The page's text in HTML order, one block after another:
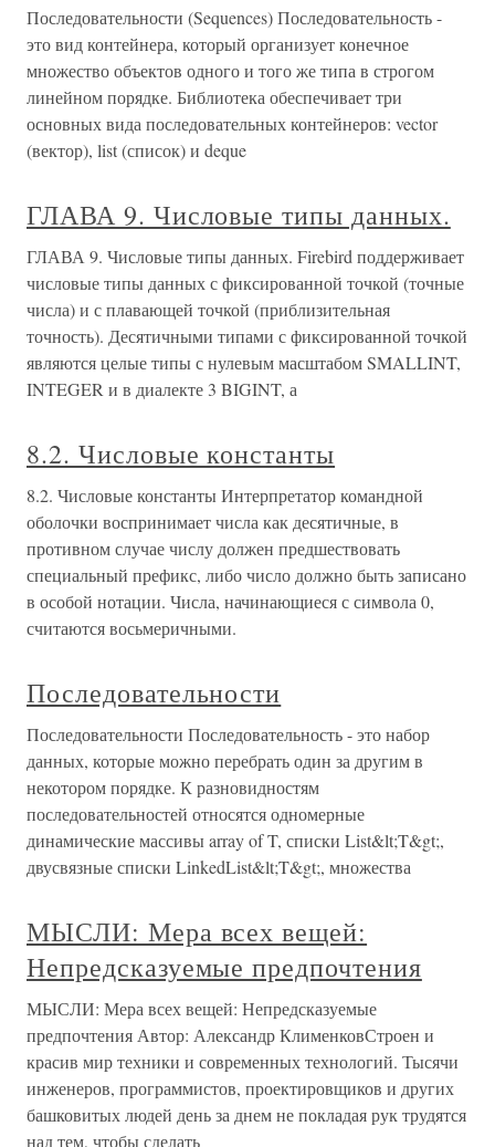
Последовательности (Sequences) Последовательность -
это вид контейнера, который организует конечное
множество объектов одного и того же типа в строгом
линейном порядке. Библиотека обеспечивает три
основных вида последовательных контейнеров: vector
(вектор), list (список) и deque
ГЛАВА 9. Числовые типы данных.
ГЛАВА 9. Числовые типы данных. Firebird поддерживает
числовые типы данных с фиксированной точкой (точные
числа) и с плавающей точкой (приблизительная
точность). Десятичными типами с фиксированной точкой
являются целые типы с нулевым масштабом SMALLINT,
INTEGER и в диалекте 3 BIGINT, а
8.2. Числовые константы
8.2. Числовые константы Интерпретатор командной
оболочки воспринимает числа как десятичные, в
противном случае числу должен предшествовать
специальный префикс, либо число должно быть записано
в особой нотации. Числа, начинающиеся с символа 0,
считаются восьмеричными.
Последовательности
Последовательности Последовательность - это набор
данных, которые можно перебрать один за другим в
некотором порядке. К разновидностям
последовательностей относятся одномерные
динамические массивы array of T, списки List&lt;T&gt;,
двусвязные списки LinkedList&lt;T&gt;, множества
МЫСЛИ: Мера всех вещей:
Непредсказуемые предпочтения
МЫСЛИ: Мера всех вещей: Непредсказуемые
предпочтения Автор: Александр КлименковСтроен и
красив мир техники и современных технологий. Тысячи
инженеров, программистов, проектировщиков и других
башковитых людей день за днем не покладая рук трудятся
над тем, чтобы сделать